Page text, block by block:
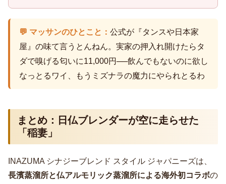
💬 マッサンのひとこと： 公式が『タンスや日本家
屋』の味て言うとんねん。実家の押入れ開けたらタ
ダで嗅げる匂いに11,000円──飲んでもないのに欲し
なっとるワイ、もうミズナラの魔力にやられとるわ
まとめ：日仏ブレンダーが空に走らせた
「稲妻」
INAZUMA シナジーブレンド スタイル ジャパニーズは、
長濱蒸溜所と仏アルモリック蒸溜所による海外初コラボの